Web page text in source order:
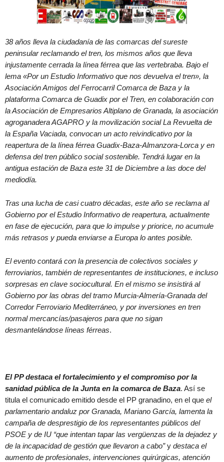
38 años lleva la ciudadanía de las comarcas del sureste
peninsular reclamando el tren, los mismos años que lleva
injustamente cerrada la línea férrea que las vertebraba. Bajo el
lema «Por un Estudio Informativo que nos devuelva el tren», la
Asociación Amigos del Ferrocarril Comarca de Baza y la
plataforma Comarca de Guadix por el Tren, en colaboración con
la Asociación de Empresarios Altiplano de Granada, la asociación
agroganadera AGAPRO y la movilización social La Revuelta de
la España Vaciada, convocan un acto reivindicativo por la
reapertura de la línea férrea Guadix-Baza-Almanzora-Lorca y en
defensa del tren público social sostenible. Tendrá lugar en la
antigua estación de Baza este 31 de Diciembre a las doce del
mediodía.
Tras una lucha de casi cuatro décadas, este año se reclama al
Gobierno por el Estudio Informativo de reapertura, actualmente
en fase de ejecución, para que lo impulse y priorice, no acumule
más retrasos y pueda enviarse a Europa lo antes posible.
El evento contará con la presencia de colectivos sociales y
ferroviarios, también de representantes de instituciones, e incluso
sorpresas en clave sociocultural. En el mismo se insistirá al
Gobierno por las obras del tramo Murcia-Almería-Granada del
Corredor Ferroviario Mediterráneo, y por inversiones en tren
normal mercancías/pasajeros para que no sigan
desmantelándose líneas férreas.
El PP destaca el fortalecimiento y el compromiso por la
sanidad pública de la Junta en la comarca de Baza. Así se
titula el comunicado emitido desde el PP granadino, en el que el
parlamentario andaluz por Granada, Mariano García, lamenta la
campaña de desprestigio de los representantes públicos del
PSOE y de IU “que intentan tapar las vergüenzas de la dejadez y
de la incapacidad de gestión que llevaron a cabo”y destaca el
aumento de profesionales, intervenciones quirúrgicas, atención